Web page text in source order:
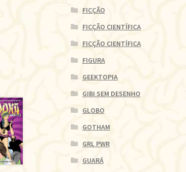
FICÇÃO
FICÇÃO CIENTÍFICA
FICÇÃO CIENTÍFICA
FIGURA
GEEKTOPIA
GIBI SEM DESENHO
GLOBO
GOTHAM
GRL PWR
GUARÁ